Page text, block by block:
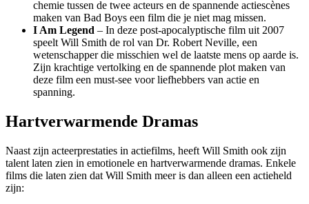
chemie tussen de twee acteurs en de spannende actiescènes
maken van Bad Boys een film die je niet mag missen.
I Am Legend – In deze post-apocalyptische film uit 2007
speelt Will Smith de rol van Dr. Robert Neville, een
wetenschapper die misschien wel de laatste mens op aarde is.
Zijn krachtige vertolking en de spannende plot maken van
deze film een must-see voor liefhebbers van actie en
spanning.
Hartverwarmende Dramas
Naast zijn acteerprestaties in actiefilms, heeft Will Smith ook zijn
talent laten zien in emotionele en hartverwarmende dramas. Enkele
films die laten zien dat Will Smith meer is dan alleen een actieheld
zijn: